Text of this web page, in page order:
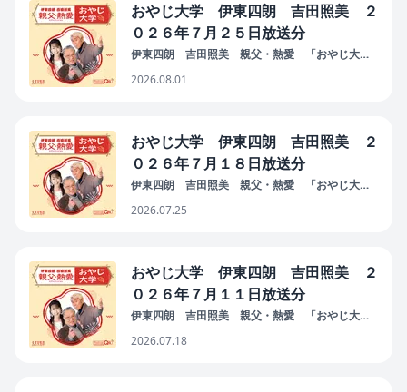
おやじ大学 伊東四朗 吉田照美 ２
０２６年７月２５日放送分
伊東四朗 吉田照美 親父・熱愛 「おやじ大
2026.08.01
おやじ大学 伊東四朗 吉田照美 ２
０２６年７月１８日放送分
伊東四朗 吉田照美 親父・熱愛 「おやじ大
2026.07.25
おやじ大学 伊東四朗 吉田照美 ２
０２６年７月１１日放送分
伊東四朗 吉田照美 親父・熱愛 「おやじ大
2026.07.18